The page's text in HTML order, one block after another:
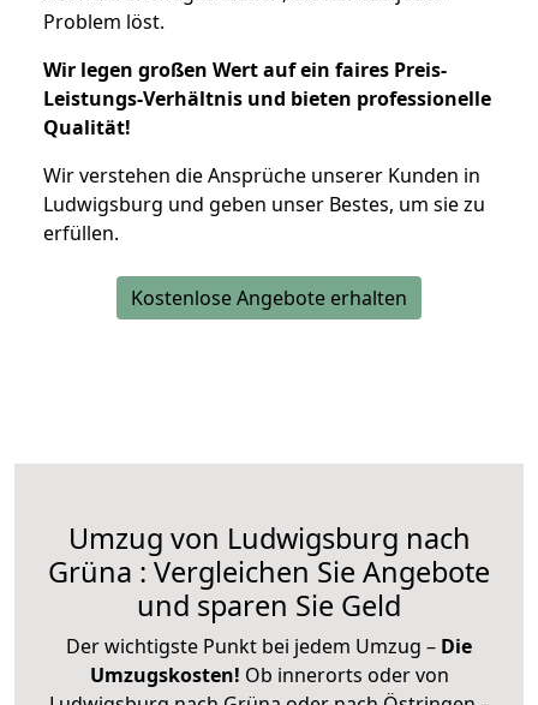
Problem löst.
Wir legen großen Wert auf ein faires Preis-
Leistungs-Verhältnis und bieten professionelle
Qualität!
Wir verstehen die Ansprüche unserer Kunden in
Ludwigsburg und geben unser Bestes, um sie zu
erfüllen.
Kostenlose Angebote erhalten
Umzug von Ludwigsburg nach
Grüna : Vergleichen Sie Angebote
und sparen Sie Geld
Der wichtigste Punkt bei jedem Umzug – Die
Umzugskosten! Ob innerorts oder von